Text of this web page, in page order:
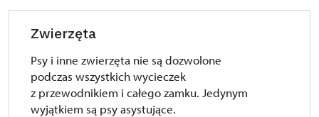
Zwierzęta
Psy i inne zwierzęta nie są dozwolone
podczas wszystkich wycieczek
z przewodnikiem i całego zamku. Jedynym
wyjątkiem są psy asystujące.